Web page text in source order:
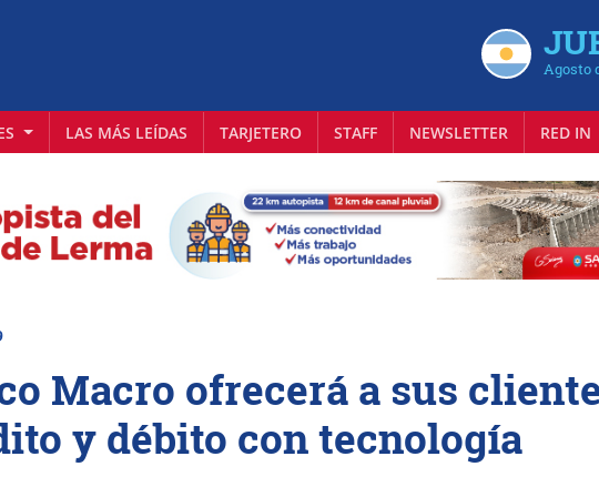
Agosto
LAS MÁS LEÍDAS TARJETERO STAFF NEWSLETTER RED IN
Macro ofrecerá a sus
y débito con tecnología